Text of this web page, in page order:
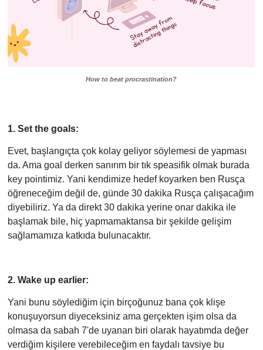
How to beat procrastination?
1. Set the goals:
Evet, başlangıçta çok kolay geliyor söylemesi de yapması
da. Ama goal derken sanırım bir tık speasifik olmak burada
key pointimiz. Yani kendimize hedef koyarken ben Rusça
öğreneceğim değil de, günde 30 dakika Rusça çalışacağım
diyebiliriz. Ya da direkt 30 dakika yerine onar dakika ile
başlamak bile, hiç yapmamaktansa bir şekilde gelişim
sağlamamıza katkıda bulunacaktır.
2. Wake up earlier:
Yani bunu söylediğim için birçoğunuz bana çok klişe
konuşuyorsun diyeceksiniz ama gerçekten işim olsa da
olmasa da sabah 7'de uyanan biri olarak hayatımda değer
verdiğim kişilere verebileceğim en faydalı tavsiye bu